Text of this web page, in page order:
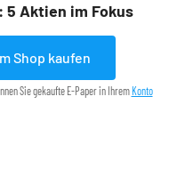
5 Aktien im Fokus
Shop kaufen
Sie gekaufte E-Paper in Ihrem Konto